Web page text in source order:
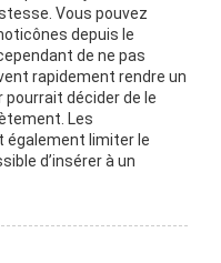
Vous pouvez
depuis le
de ne pas
rapidement rendre un
décider de le
Les
également limiter le
d’insérer à un